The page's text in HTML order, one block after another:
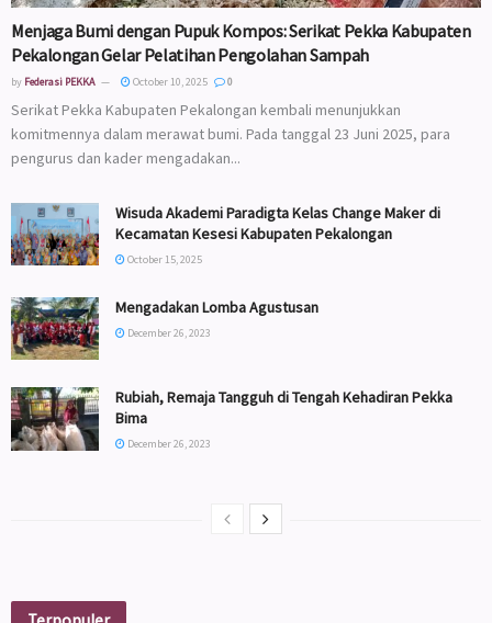
Menjaga Bumi dengan Pupuk Kompos: Serikat Pekka Kabupaten
Pekalongan Gelar Pelatihan Pengolahan Sampah
by Federasi PEKKA October 10, 2025 0
Serikat Pekka Kabupaten Pekalongan kembali menunjukkan
komitmennya dalam merawat bumi. Pada tanggal 23 Juni 2025, para
pengurus dan kader mengadakan...
Wisuda Akademi Paradigta Kelas Change Maker di
Kecamatan Kesesi Kabupaten Pekalongan
October 15, 2025
Mengadakan Lomba Agustusan
December 26, 2023
Rubiah, Remaja Tangguh di Tengah Kehadiran Pekka
Bima
December 26, 2023